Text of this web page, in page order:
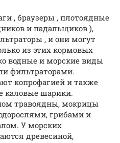
, браузеры , плотоядные
и падальщиков ),
, и они могут
из этих кормовых
водные и морские виды
фильтраторами.
копрофагией и также
каловые шарики.
травоядны, мокрицы
грибами и
У морских
древесиной,